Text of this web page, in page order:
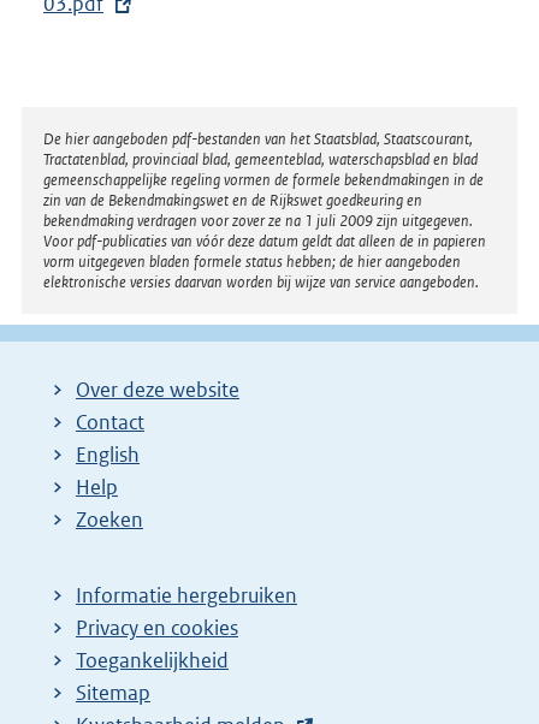
l
:
n
e
l
i
n
k
:
Disclaimer
De hier aangeboden pdf-bestanden van het Staatsblad, Staatscourant,
Tractatenblad, provinciaal blad, gemeenteblad, waterschapsblad en blad
gemeenschappelijke regeling vormen de formele bekendmakingen in de
zin van de Bekendmakingswet en de Rijkswet goedkeuring en
bekendmaking verdragen voor zover ze na 1 juli 2009 zijn uitgegeven.
Voor pdf-publicaties van vóór deze datum geldt dat alleen de in papieren
vorm uitgegeven bladen formele status hebben; de hier aangeboden
elektronische versies daarvan worden bij wijze van service aangeboden.
Over deze website
Contact
English
Help
Zoeken
Informatie hergebruiken
Privacy en cookies
Toegankelijkheid
Sitemap